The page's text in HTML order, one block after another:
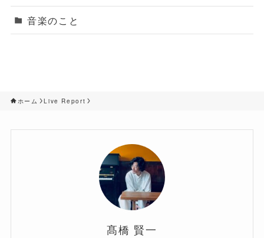
音楽のこと
ホーム Live Report
髙橋 賢一